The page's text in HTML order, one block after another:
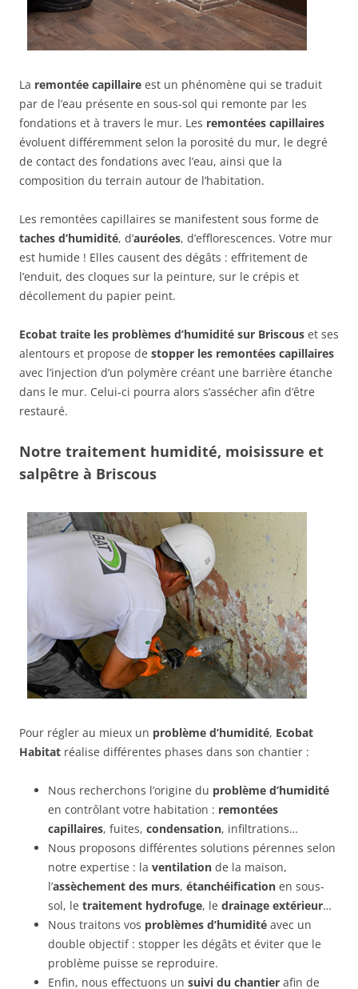
La remontée capillaire est un phénomène qui se traduit
par de l’eau présente en sous-sol qui remonte par les
fondations et à travers le mur. Les remontées capillaires
évoluent différemment selon la porosité du mur, le degré
de contact des fondations avec l’eau, ainsi que la
composition du terrain autour de l’habitation.
Les remontées capillaires se manifestent sous forme de
taches d’humidité, d’auréoles, d’efflorescences. Votre mur
est humide ! Elles causent des dégâts : effritement de
l’enduit, des cloques sur la peinture, sur le crépis et
décollement du papier peint.
Ecobat traite les problèmes d’humidité sur Briscous et ses
alentours et propose de stopper les remontées capillaires
avec l’injection d’un polymère créant une barrière étanche
dans le mur. Celui-ci pourra alors s’assécher afin d’être
restauré.
Notre traitement humidité, moisissure et
salpêtre à Briscous
Pour régler au mieux un problème d’humidité, Ecobat
Habitat réalise différentes phases dans son chantier :
Nous recherchons l’origine du problème d’humidité
en contrôlant votre habitation : remontées
capillaires, fuites, condensation, infiltrations…
Nous proposons différentes solutions pérennes selon
notre expertise : la ventilation de la maison,
l’assèchement des murs, étanchéification en sous-
sol, le traitement hydrofuge, le drainage extérieur…
Nous traitons vos problèmes d’humidité avec un
double objectif : stopper les dégâts et éviter que le
problème puisse se reproduire.
Enfin, nous effectuons un suivi du chantier afin de